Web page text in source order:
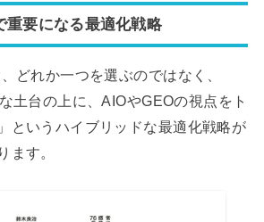
重要になる最適化戦略
どれか一つを選ぶのではなく、
土台の上に、AIOやGEOの視点をト
というハイブリッドな最適化戦略が
ます。